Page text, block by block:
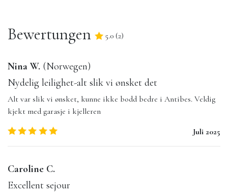
Bewertungen 5.0/5
5.0 (2)
Nina W. (Norwegen)
Nydelig leilighet-alt slik vi ønsket det
Alt var slik vi ønsket, kunne ikke bodd bedre i Antibes. Veldig
kjekt med garasje i kjelleren
Juli 2025
Caroline C.
Excellent sejour